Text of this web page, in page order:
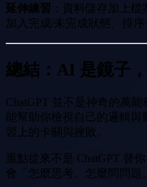
延伸練習 ：資料儲存加上檔
加入完成/未完成狀態、排序
總結：AI 是鏡子
ChatGPT 並不是神奇的萬
能幫助你檢視自己的邏輯
習上的卡關與挫敗。
重點從來不是 ChatGPT 替
會「怎麼思考、怎麼問問題